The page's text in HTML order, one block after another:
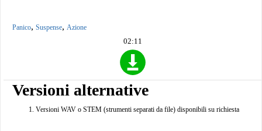
Panico, Suspense, Azione
02:11
Versioni alternative
Versioni WAV o STEM (strumenti separati da file) disponibili su richiesta